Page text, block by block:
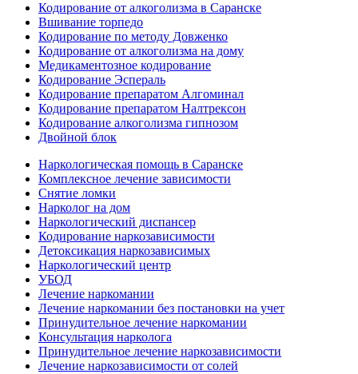
Кодирование от алкоголизма в Саранске
Вшивание торпедо
Кодирование по методу Довженко
Кодирование от алкоголизма на дому
Медикаментозное кодирование
Кодирование Эспераль
Кодирование препаратом Алгоминал
Кодирование препаратом Налтрексон
Кодирование алкоголизма гипнозом
Двойной блок
Наркологическая помощь в Саранске
Комплексное лечение зависимости
Снятие ломки
Нарколог на дом
Наркологический диспансер
Кодирование наркозависимости
Детоксикация наркозависимых
Наркологический центр
УБОД
Лечение наркомании
Лечение наркомании без постановки на учет
Принудительное лечение наркомании
Консультация нарколога
Принудительное лечение наркозависимости
Лечение наркозависимости от солей